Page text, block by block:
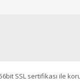
SSL sertifikası ile